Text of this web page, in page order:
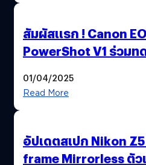
สัมผัสแรก ! Canon
PowerShot V1 ร่วม
01/04/2025
Read More
อัปเดตสเปก Nikon
frame Mirrorless ตัว